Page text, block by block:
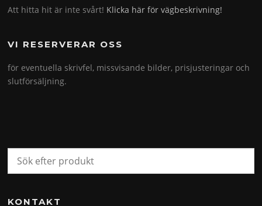
Att hitta hit är inte svårt! Klicka här för vägbeskrivning!
VI RESERVERAR OSS
för eventuella skrivfel, missvisande bilder, prisjusteringar och
slutförsäljning.
KONTAKT